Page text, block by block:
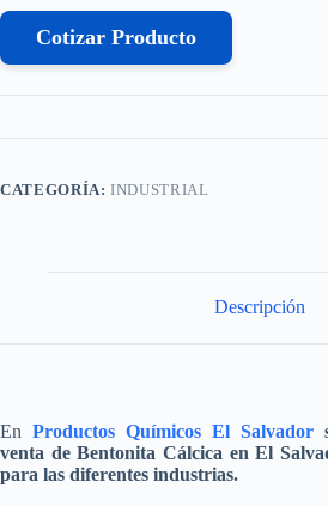
Cotizar Producto
CATEGORÍA:INDUSTRIAL
Descripción
En Productos Químicos El Salvador
venta deBentonita Cálcica en El
para las diferentes industrias.